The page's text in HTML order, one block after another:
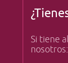
Si tiene
nosotros: